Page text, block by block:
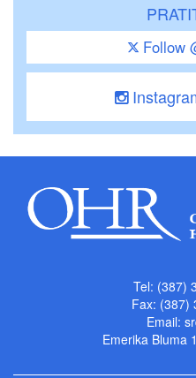
Follow
Tel: (387)
Fax: (387)
Email:
Emerika Bluma